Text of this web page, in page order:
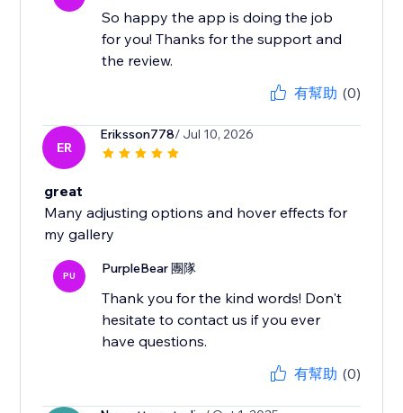
So happy the app is doing the job
for you! Thanks for the support and
the review.
有幫助 (0)
ER
Eriksson778/ Jul 10, 2026
great
Many adjusting options and hover effects for
my gallery
PU PurpleBear 團隊
Thank you for the kind words! Don't
hesitate to contact us if you ever
have questions.
有幫助 (0)